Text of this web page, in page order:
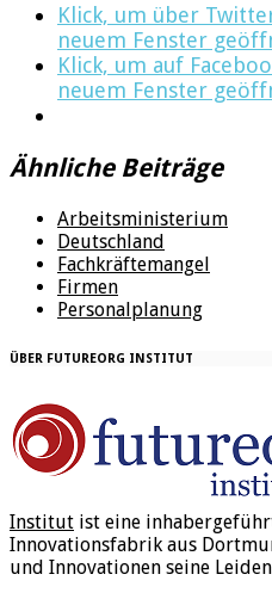
Klick, um über
neuem Fenster
Klick, um auf
neuem Fenster
Ähnliche Beiträge
Arbeitsministerium
Deutschland
Fachkräftemangel
Firmen
Personalplanung
ÜBER FUTUREORG INSTITUT
Institut ist eine
Innovationsfabrik aus
und Innovationen seine